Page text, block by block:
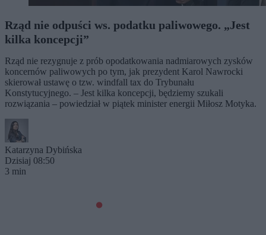
Rząd nie odpuści ws. podatku paliwowego. „Jest
kilka koncepcji”
Rząd nie rezygnuje z prób opodatkowania nadmiarowych zysków
koncernów paliwowych po tym, jak prezydent Karol Nawrocki
skierował ustawę o tzw. windfall tax do Trybunału
Konstytucyjnego. – Jest kilka koncepcji, będziemy szukali
rozwiązania – powiedział w piątek minister energii Miłosz Motyka.
Katarzyna Dybińska
Dzisiaj 08:50
3 min